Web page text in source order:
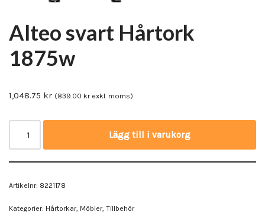
Alteo svart Hårtork
1875w
1,048.75 kr (839.00 krexkl. moms)
Lägg till i varukorg
Artikelnr: 8221178
Kategorier: Hårtorkar, Möbler, Tillbehör